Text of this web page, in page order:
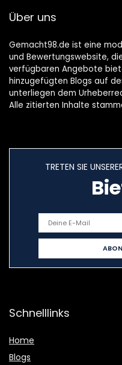
Netzkabel,USB
äte
Über uns
Gemacht98.de ist eine
und Bewertungswebsite,
verfügbaren Angebote
hinzugefügten Blogs auf
unterliegen dem
Alle zitierten Inhalte
TRETEN SIE
Schnelllinks
Home
Blogs